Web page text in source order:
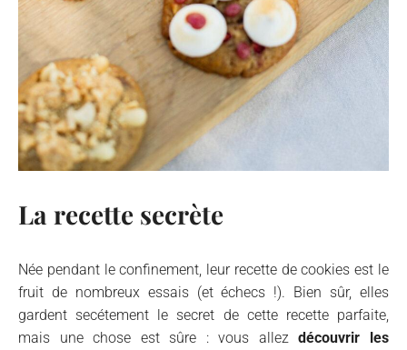
La recette secrète
Née pendant le confinement, leur recette de cookies est le
fruit de nombreux essais (et échecs !). Bien sûr, elles
gardent secétement le secret de cette recette parfaite,
mais une chose est sûre : vous allezdécouvrir les